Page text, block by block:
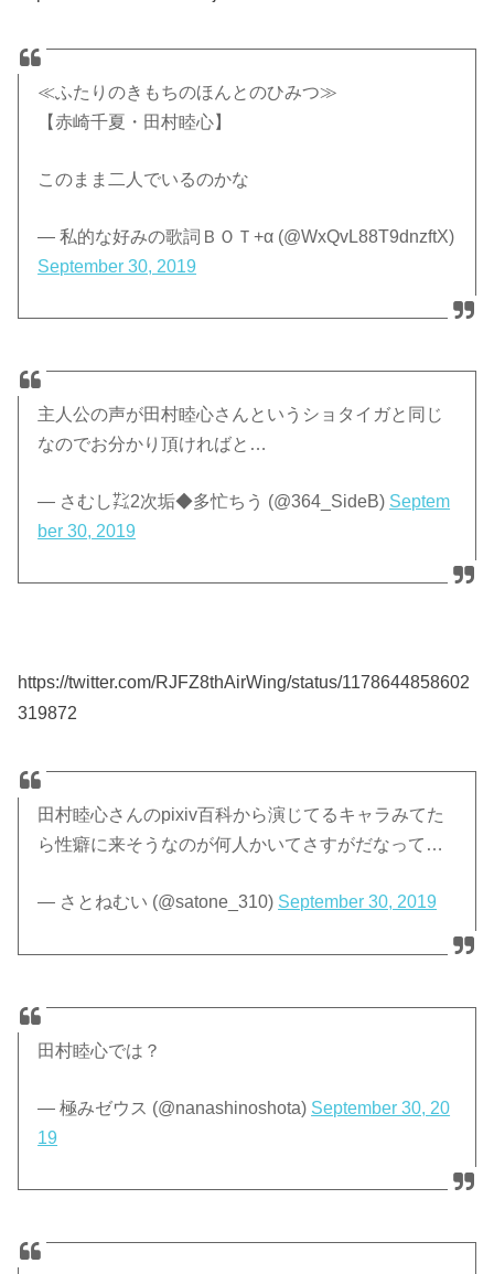
≪ふたりのきもちのほんとのひみつ≫
【赤崎千夏・田村睦心】
このまま二人でいるのかな
— 私的な好みの歌詞ＢＯＴ+α (@WxQvL88T9dnzftX)
September 30, 2019
主人公の声が田村睦心さんというショタイガと同じ
なのでお分かり頂ければと…
— さむし㌠2次垢◆多忙ちう (@364_SideB) Septem
ber 30, 2019
https://twitter.com/RJFZ8thAirWing/status/1178644858602
319872
田村睦心さんのpixiv百科から演じてるキャラみてた
ら性癖に来そうなのが何人かいてさすがだなって…
— さとねむい (@satone_310) September 30, 2019
田村睦心では？
— 極みゼウス (@nanashinoshota) September 30, 20
19